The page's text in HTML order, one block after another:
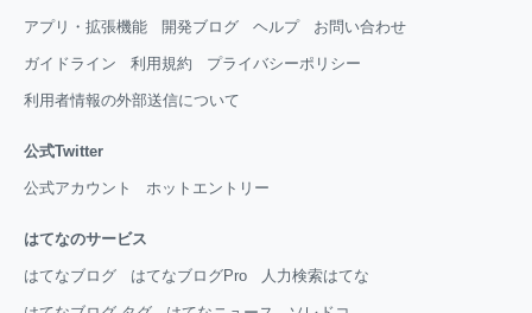
アプリ・拡張機能 開発ブログ ヘルプ お問い合わせ
ガイドライン 利用規約 プライバシーポリシー
利用者情報の外部送信について
公式Twitter
公式アカウント ホットエントリー
はてなのサービス
はてなブログ はてなブログPro 人力検索はてな